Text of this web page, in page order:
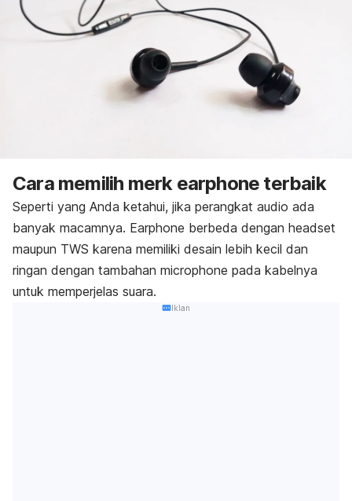
Cara memilih merk earphone terbaik
Seperti yang Anda ketahui, jika perangkat audio ada
banyak macamnya. Earphone berbeda dengan headset
maupun TWS karena memiliki desain lebih kecil dan
ringan dengan tambahan microphone pada kabelnya
untuk memperjelas suara.
Iklan